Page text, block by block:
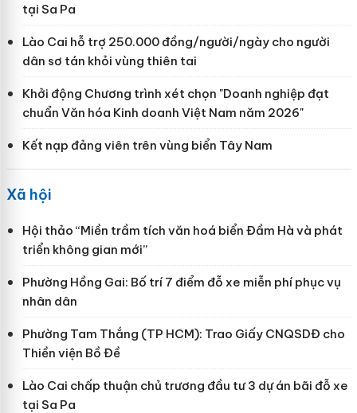
tại Sa Pa
Lào Cai hỗ trợ 250.000 đồng/người/ngày cho người
dân sơ tán khỏi vùng thiên tai
Khởi động Chương trình xét chọn "Doanh nghiệp đạt
chuẩn Văn hóa Kinh doanh Việt Nam năm 2026"
Kết nạp đảng viên trên vùng biển Tây Nam
Xã hội
Hội thảo “Miền trầm tích văn hoá biển Đầm Hà và phát
triển không gian mới”
Phường Hồng Gai: Bố trí 7 điểm đỗ xe miễn phí phục vụ
nhân dân
Phường Tam Thắng (TP HCM): Trao Giấy CNQSDĐ cho
Thiền viện Bồ Đề
Lào Cai chấp thuận chủ trương đầu tư 3 dự án bãi đỗ xe
tại Sa Pa